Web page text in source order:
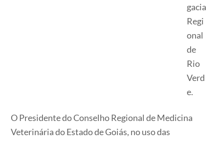
gacia
Regi
onal
de
Rio
Verd
e.
O Presidente do Conselho Regional de Medicina
Veterinária do Estado de Goiás, no uso das